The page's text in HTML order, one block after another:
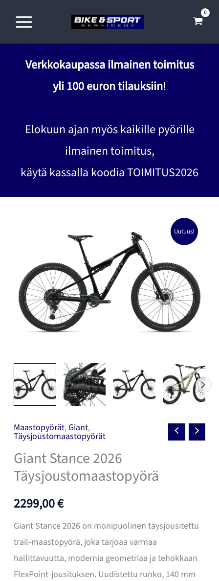
sisältöön
Verkkokaupassa ilmainen toimitus
yli 100 euron tilauksiin!
Elokuun ajan myös kaikille pyörille
ilmainen toimitus,
käytä kassalla koodia TOIMITUS2026
Uutuus!
Maastopyörät, Giant,
Täysjoustomaastopyörät
Giant Stance 2026
Täysjoustomaastopyörä
2299,00€
Giant Stance 2026 on monipuolinen täysjousitettu
trail-maastopyörä, joka tarjoaa varmaa
hallittavuutta, modernia geometriaa ja tehokkaan
FlexPoint-jousituksen. Uudistettu runko, 140 mm